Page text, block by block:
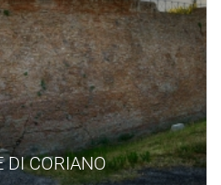
DI CORIANO